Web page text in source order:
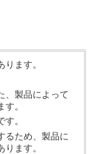
ます。
、製品によって
。
。
るため、製品に
ます。